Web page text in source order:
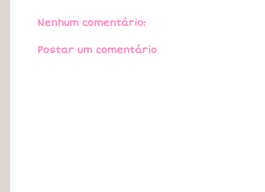
Nenhum comentário:
Postar um comentário